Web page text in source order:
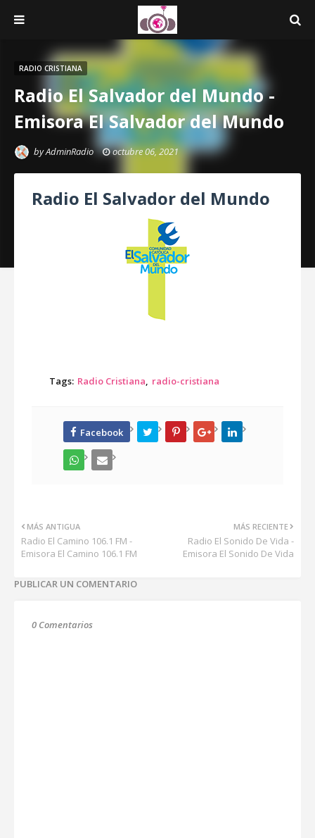
RADIO CRISTIANA
Radio El Salvador del Mundo -
Emisora El Salvador del Mundo
byAdminRadio octubre 06, 2021
Radio El Salvador del Mundo
Tags: Radio Cristiana radio-cristiana
MÁS RECIENTE
Radio El Sonido De Vida -
Emisora El Sonido De Vida
MÁS ANTIGUA
Radio El Camino 106.1 FM -
Emisora El Camino 106.1 FM
PUBLICAR UN COMENTARIO
0 Comentarios